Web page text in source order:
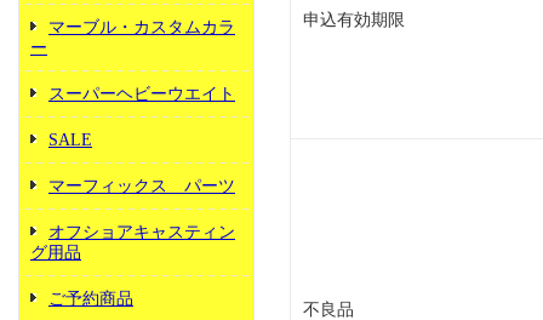
マーブル・カスタムカラ
ー
スーパーヘビーウエイト
SALE
マーフィックス パーツ
オフショアキャスティン
グ用品
ご予約商品
申込有効期限
不良品